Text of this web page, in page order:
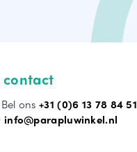
contact
ons +31 (0)6 13 78 84 51
info@parapluwinkel.nl